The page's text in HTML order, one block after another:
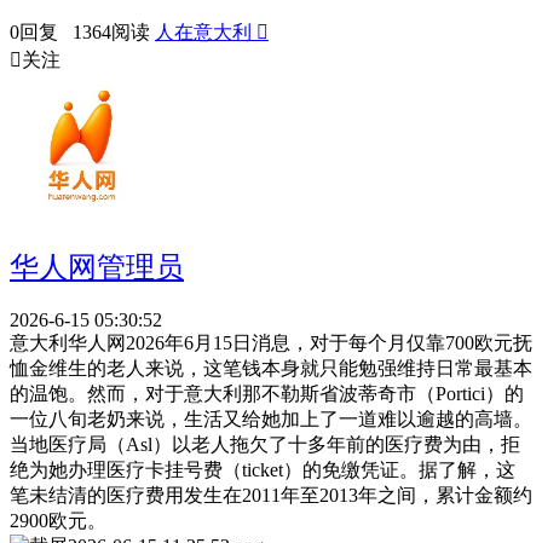
0回复 1364阅读 人在意大利 
关注
华人网管理员
2026-6-15 05:30:52
意大利华人网2026年6月15日消息，对于每个月仅靠700欧元抚
恤金维生的老人来说，这笔钱本身就只能勉强维持日常最基本
的温饱。然而，对于意大利那不勒斯省波蒂奇市（Portici）的
一位八旬老奶来说，生活又给她加上了一道难以逾越的高墙。
当地医疗局（Asl）以老人拖欠了十多年前的医疗费为由，拒
绝为她办理医疗卡挂号费（ticket）的免缴凭证。据了解，这
笔未结清的医疗费用发生在2011年至2013年之间，累计金额约
2900欧元。